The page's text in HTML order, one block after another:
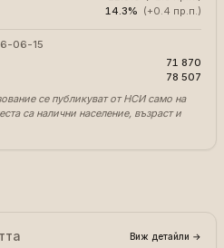
14.3% (+0.4 пр.п. )
06-15
71 870
78 507
се публикуват от НСИ само на
са налични население, възраст и
Виж детайли →